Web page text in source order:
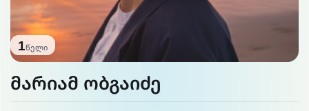
1წელი
მარიამ ობგაიძე